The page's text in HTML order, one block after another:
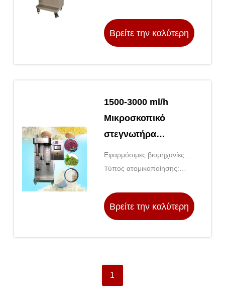
Βρείτε την καλύτερη
1500-3000 ml/h
Μικροσκοπικό
στεγνωτήρα
ψεκασμού Toption
στεγνωτήρα σκόνης
Εφαρμόσιμες βιομηχανίες:
Εγκαταστάσεις κατασκευής,
Τύπος ατομικοποίησης:
ακροφύσιο
Βρείτε την καλύτερη
1